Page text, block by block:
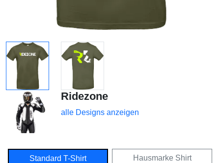
Ridezone
alle Designs anzeigen
Standard T-Shirt Hausmarke Shirt